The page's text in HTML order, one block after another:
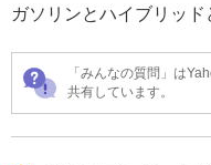
ガソリンとハイブリッ
「みんなの質問」は
共有しています。